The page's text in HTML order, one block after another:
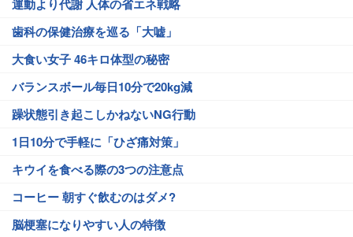
運動より代謝 人体の省エネ戦略
歯科の保健治療を巡る「大嘘」
大食い女子 46キロ体型の秘密
バランスボール毎日10分で20kg減
躁状態引き起こしかねないNG行動
1日10分で手軽に「ひざ痛対策」
キウイを食べる際の3つの注意点
コーヒー 朝すぐ飲むのはダメ?
脳梗塞になりやすい人の特徴